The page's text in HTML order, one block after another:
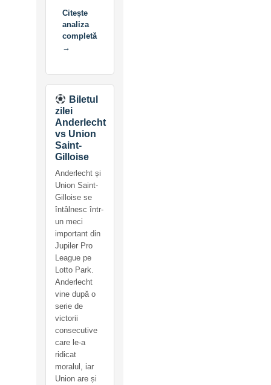
Citește
analiza
completă
→
Biletul
zilei
Anderlecht
vs Union
Saint-
Gilloise
Anderlecht și
Union Saint-
Gilloise se
întâlnesc într-
un meci
important din
Jupiler Pro
League pe
Lotto Park.
Anderlecht
vine după o
serie de
victorii
consecutive
care le-a
ridicat
moralul, iar
Union are și